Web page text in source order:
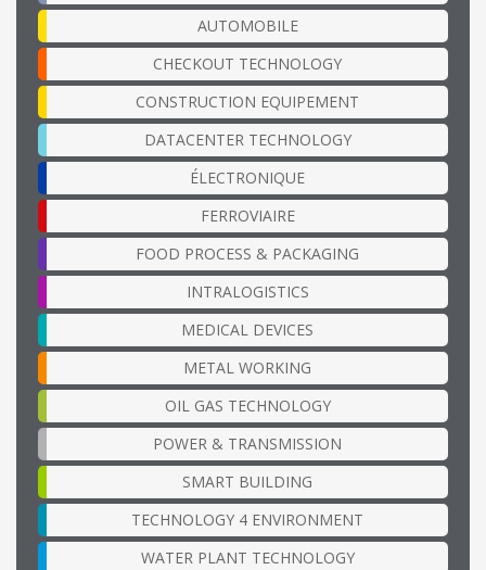
AUTOMOBILE
CHECKOUT TECHNOLOGY
CONSTRUCTION EQUIPEMENT
DATACENTER TECHNOLOGY
ÉLECTRONIQUE
FERROVIAIRE
FOOD PROCESS & PACKAGING
INTRALOGISTICS
MEDICAL DEVICES
METAL WORKING
OIL GAS TECHNOLOGY
POWER & TRANSMISSION
SMART BUILDING
TECHNOLOGY 4 ENVIRONMENT
WATER PLANT TECHNOLOGY